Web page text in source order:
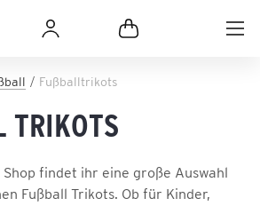
Fußballtrikots
TRIKOTS
Shop findet ihr eine große Auswahl
Fußball Trikots. Ob für Kinder,